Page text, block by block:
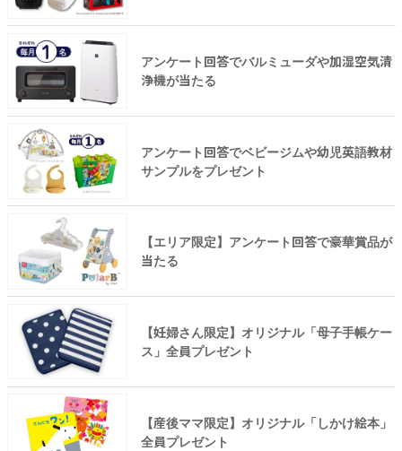
アンケート回答でバルミューダや加湿空気清
浄機が当たる
アンケート回答でベビージムや幼児英語教材
サンプルをプレゼント
【エリア限定】アンケート回答で豪華賞品が
当たる
【妊婦さん限定】オリジナル「母子手帳ケー
ス」全員プレゼント
【産後ママ限定】オリジナル「しかけ絵本」
全員プレゼント